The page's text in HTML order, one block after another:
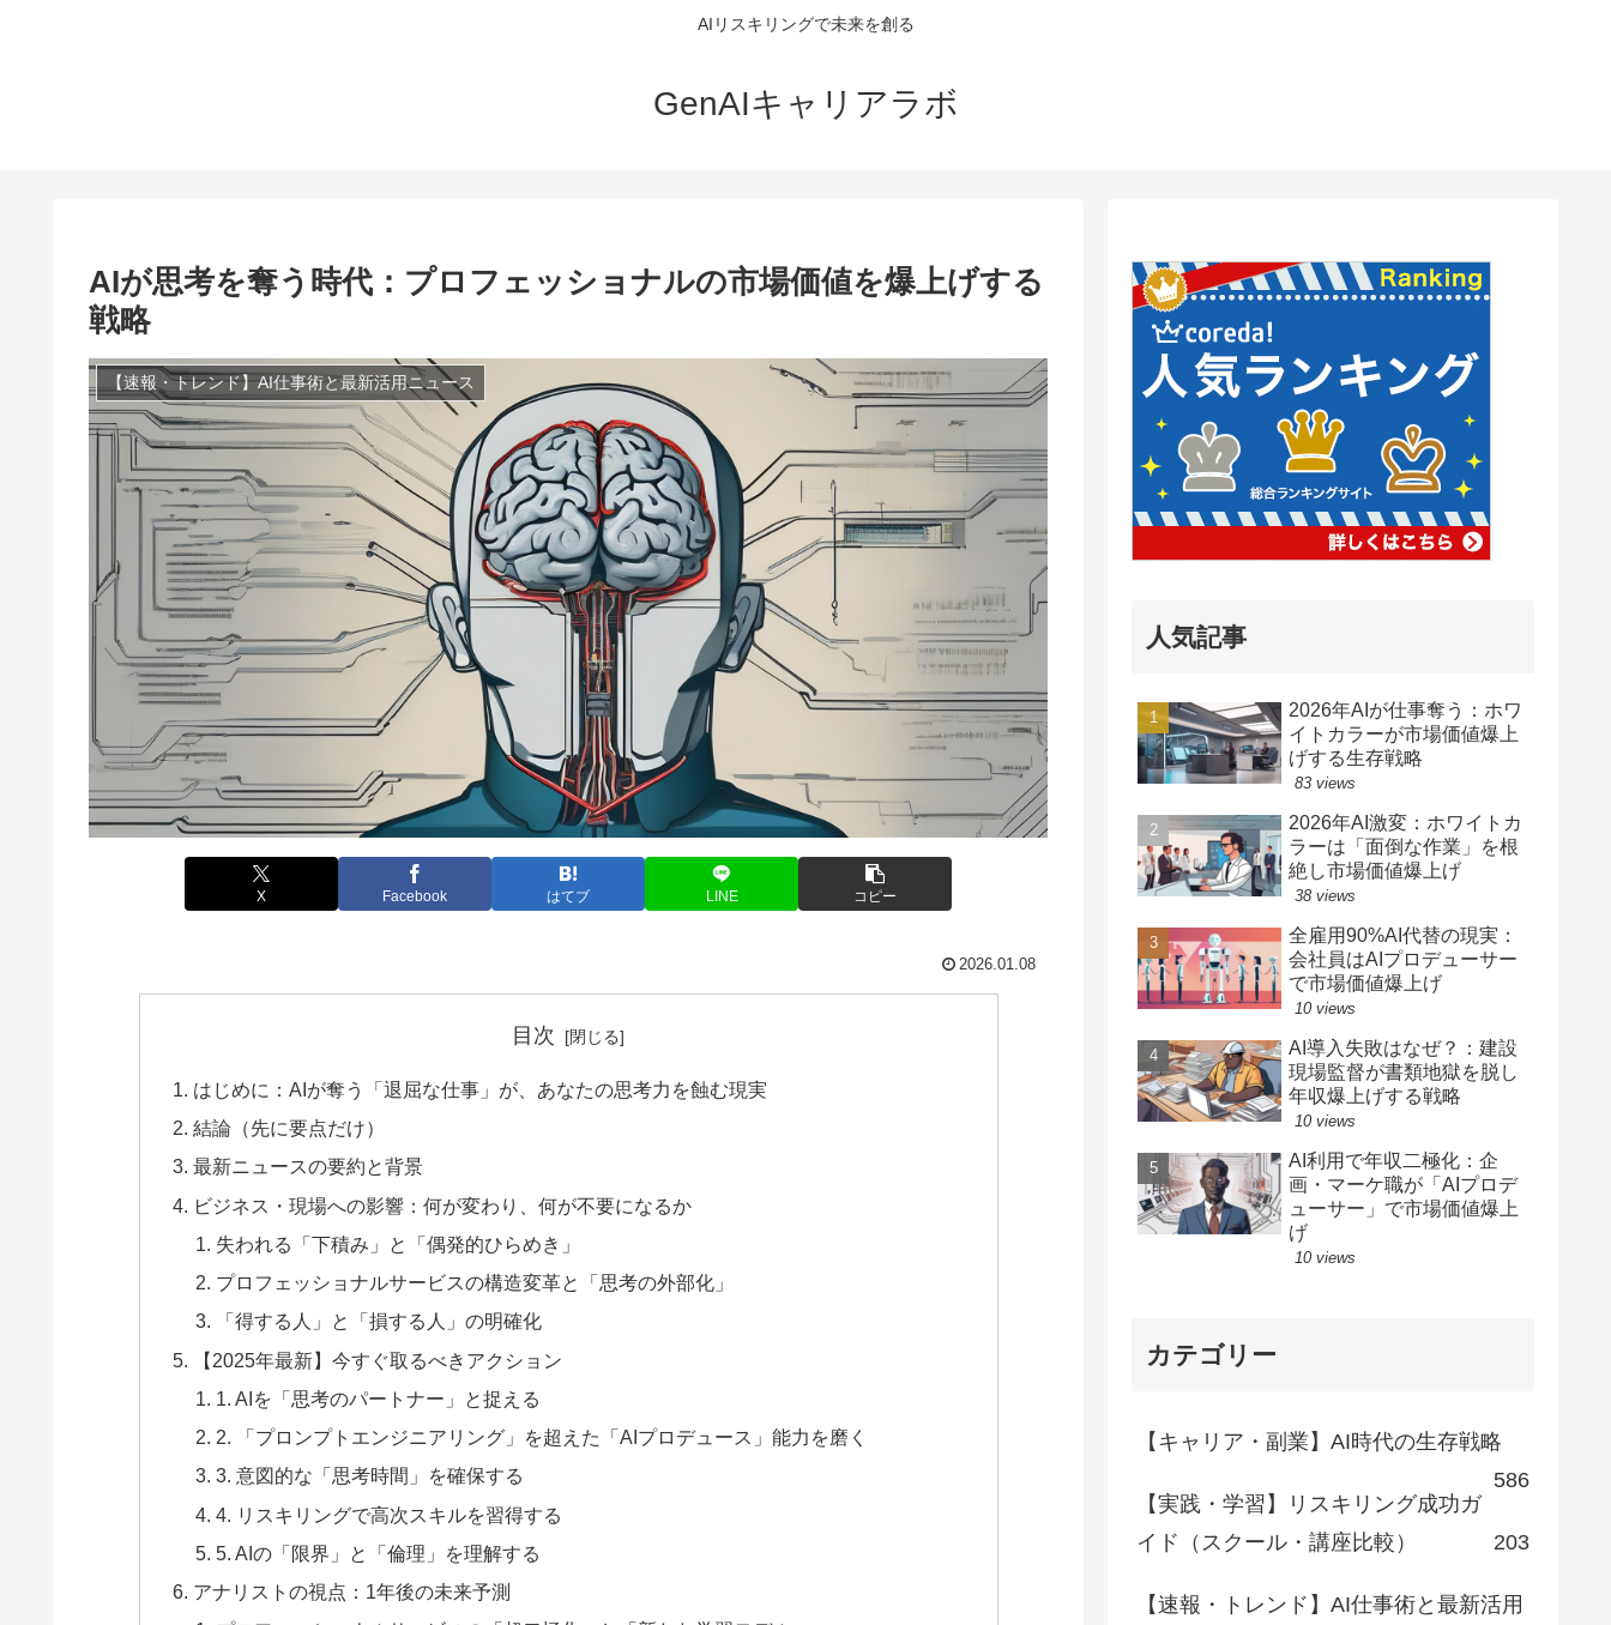
AIリスキリングで未来を創る
GenAIキャリアラボ
AIが思考を奪う時代：プロフェッショナルの市場価値を爆上げする
戦略
【速報・トレンド】AI仕事術と最新活用ニュース
X Facebook はてブ LINE コピー
2026.01.08
目次
はじめに：AIが奪う「退屈な仕事」が、あなたの思考力を蝕む現実
結論（先に要点だけ）
最新ニュースの要約と背景
ビジネス・現場への影響：何が変わり、何が不要になるか
失われる「下積み」と「偶発的ひらめき」
プロフェッショナルサービスの構造変革と「思考の外部化」
「得する人」と「損する人」の明確化
【2025年最新】今すぐ取るべきアクション
1. AIを「思考のパートナー」と捉える
2. 「プロンプトエンジニアリング」を超えた「AIプロデュース」能力を磨く
3. 意図的な「思考時間」を確保する
4. リスキリングで高次スキルを習得する
5. AIの「限界」と「倫理」を理解する
アナリストの視点：1年後の未来予測
人気記事
2026年AIが仕事奪う：ホワ
イトカラーが市場価値爆上
げする生存戦略
83 views
2026年AI激変：ホワイトカ
ラーは「面倒な作業」を根
絶し市場価値爆上げ
38 views
全雇用90%AI代替の現実：
会社員はAIプロデューサー
で市場価値爆上げ
10 views
AI導入失敗はなぜ？：建設
現場監督が書類地獄を脱し
年収爆上げする戦略
10 views
AI利用で年収二極化：企
画・マーケ職が「AIプロデ
ューサー」で市場価値爆上
げ
10 views
カテゴリー
【キャリア・副業】AI時代の生存戦略
586
【実践・学習】リスキリング成功ガ
イド（スクール・講座比較）
203
【速報・トレンド】AI仕事術と最新活用